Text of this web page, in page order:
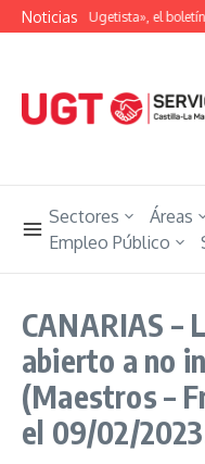
Saltar al contenido
Noticias
«Unión Ugetista», el
Sectores Áreas
Empleo Público
CANARIAS –
abierto a no
(Maestros –
el 09/02/